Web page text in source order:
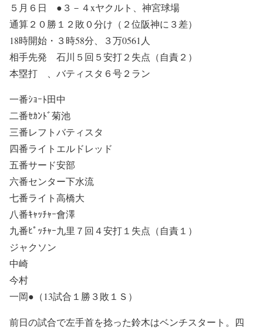
５月６日 ●３－４xヤクルト、神宮球場
通算２０勝１２敗０分け（２位阪神に３差）
18時開始・３時58分、３万0561人
相手先発 石川５回５安打２失点（自責２）
本塁打 、バティスタ６号２ラン
一番ｼｮｰﾄ田中
二番ｾｶﾝﾄﾞ菊池
三番レフトバティスタ
四番ライトエルドレッド
五番サード安部
六番センター下水流
七番ライト高橋大
八番ｷｬｯﾁｬｰ會澤
九番ﾋﾟｯﾁｬｰ九里７回４安打１失点（自責１）
ジャクソン
中崎
今村
一岡●（13試合１勝３敗１Ｓ）
前日の試合で左手首を捻った鈴木はベンチスタート。四